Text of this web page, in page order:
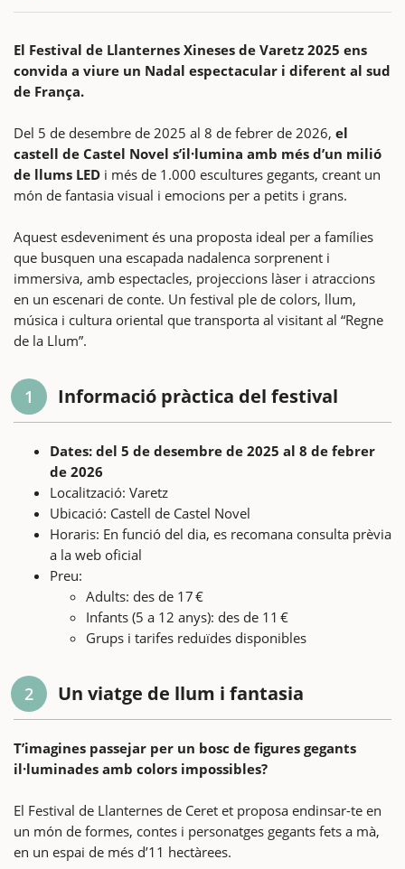
El Festival de Llanternes Xineses de Varetz 2025 ens
convida a viure un Nadal espectacular i diferent al sud
de França.
Del 5 de desembre de 2025 al 8 de febrer de 2026, el
castell de Castel Novel s’il·lumina amb més d’un milió
de llums LED i més de 1.000 escultures gegants, creant un
món de fantasia visual i emocions per a petits i grans.
Aquest esdeveniment és una proposta ideal per a famílies
que busquen una escapada nadalenca sorprenent i
immersiva, amb espectacles, projeccions làser i atraccions
en un escenari de conte. Un festival ple de colors, llum,
música i cultura oriental que transporta al visitant al “Regne
de la Llum”.
1 Informació pràctica del festival
Dates: del 5 de desembre de 2025 al 8 de febrer
de 2026
Localització: Varetz
Ubicació: Castell de Castel Novel
Horaris: En funció del dia, es recomana consulta prèvia
a la web oficial
Preu:
Adults: des de 17 €
Infants (5 a 12 anys): des de 11 €
Grups i tarifes reduïdes disponibles
2 Un viatge de llum i fantasia
T’imagines passejar per un bosc de figures gegants
il·luminades amb colors impossibles?
El Festival de Llanternes de Ceret et proposa endinsar-te en
un món de formes, contes i personatges gegants fets a mà,
en un espai de més d’11 hectàrees.